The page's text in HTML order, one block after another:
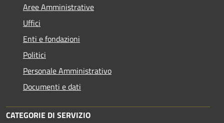
Aree Amministrative
Uffici
Enti e fondazioni
Politici
Personale Amministrativo
Documenti e dati
CATEGORIE DI SERVIZIO